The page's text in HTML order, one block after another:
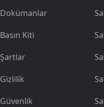
Dokümanlar
Basın Kiti
Şartlar
Gizlilik
Güvenlik